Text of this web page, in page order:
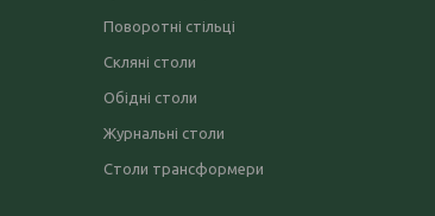
Поворотні стільці
Скляні столи
Обідні столи
Журнальні столи
Столи трансформери